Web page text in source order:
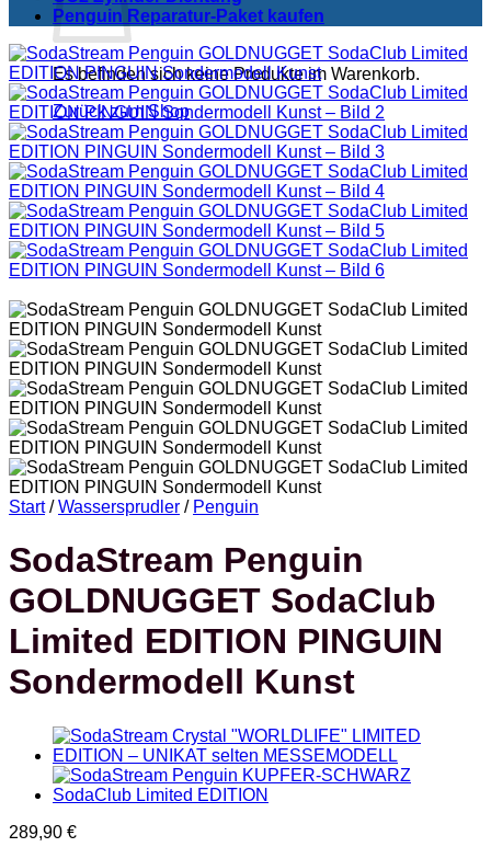
Es befinden sich keine Produkte im Warenkorb.
Zurück zum Shop
Penguin Reparatur-Paket kaufen
Start / Wassersprudler / Penguin
SodaStream Penguin
GOLDNUGGET SodaClub
Limited EDITION PINGUIN
Sondermodell Kunst
289,90 €